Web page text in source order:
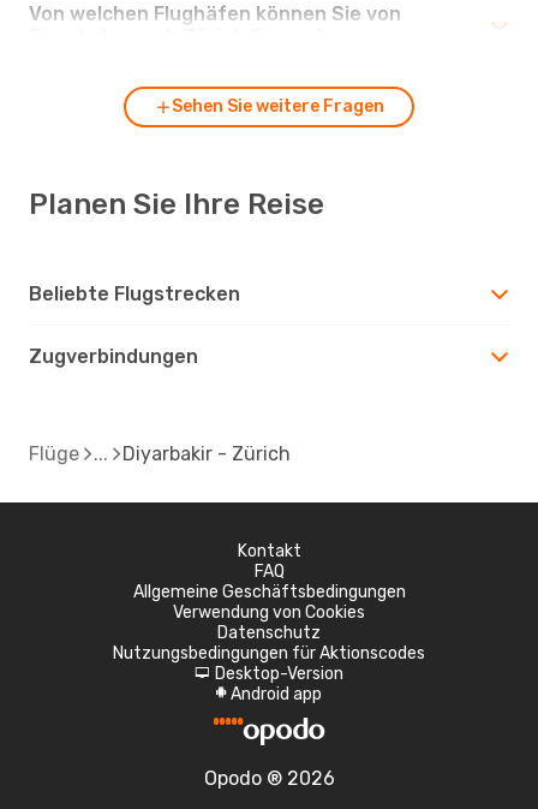
Von welchen Flughäfen können Sie von
Sehen Sie weitere Fragen
Planen Sie Ihre Reise
Beliebte Flugstrecken
Zugverbindungen
Flüge Diyarbakir - Zürich
Kontakt
FAQ
Allgemeine Geschäftsbedingungen
Verwendung von Cookies
Datenschutz
Nutzungsbedingungen für Aktionscodes
d Desktop-Version
A Android app
Opodo ® 2026